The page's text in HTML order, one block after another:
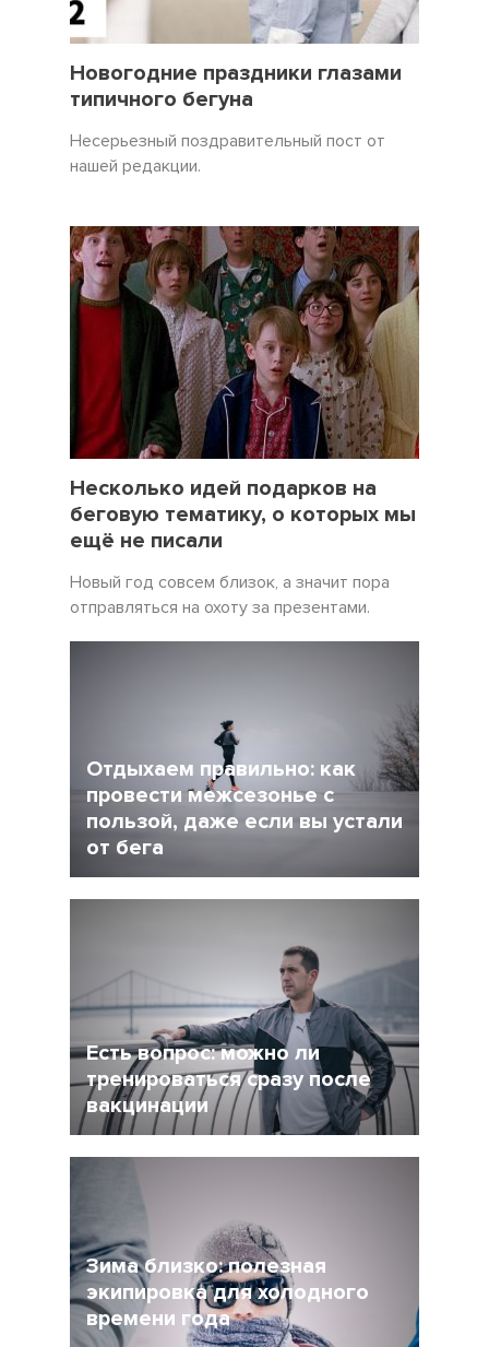
Новогодние праздники глазами
типичного бегуна
Несерьезный поздравительный пост от
нашей редакции.
Несколько идей подарков на
беговую тематику, о которых мы
ещё не писали
Новый год совсем близок, а значит пора
отправляться на охоту за презентами.
Отдыхаем правильно: как
провести межсезонье с
пользой, даже если вы устали
от бега
сезона у многих возникает вопрос: как
сделать перерыв в беге, но и не растерять
Есть вопрос: можно ли
тренироваться сразу после
вакцинации
регулярная вакцинация от Covid-19 может
стать частью нормальной жизни.
Зима близко: полезная
экипировка для холодного
времени года